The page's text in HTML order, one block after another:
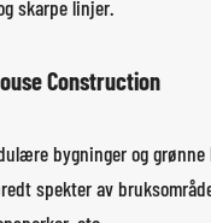
skarpe linjer.
Construction
bygninger og grønne
spekter av